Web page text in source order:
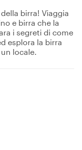
birra! Viaggia
e birra che la
i segreti di come
esplora la birra
locale.